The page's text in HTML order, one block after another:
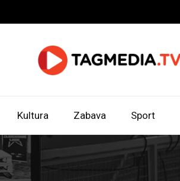
Kultura Zabava Sport